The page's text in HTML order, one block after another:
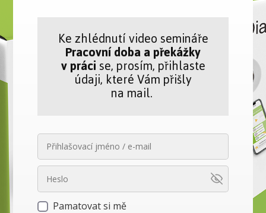
Ke zhlédnutí video semináře
Pracovní doba a překážky
v prácise, prosím, přihlaste
údaji, které Vám přišly
na mail.
Pamatovat si mě